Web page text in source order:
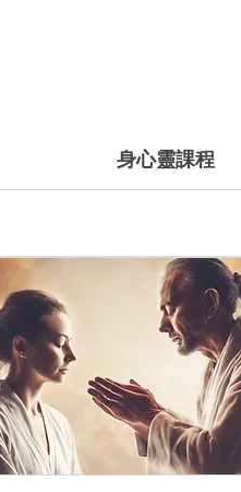
身心靈課程